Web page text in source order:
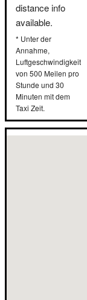
distance info
available.
* Unter der
Annahme,
Luftgeschwindigkeit
von 500 Meilen pro
Stunde und 30
Minuten mit dem
Taxi Zeit.